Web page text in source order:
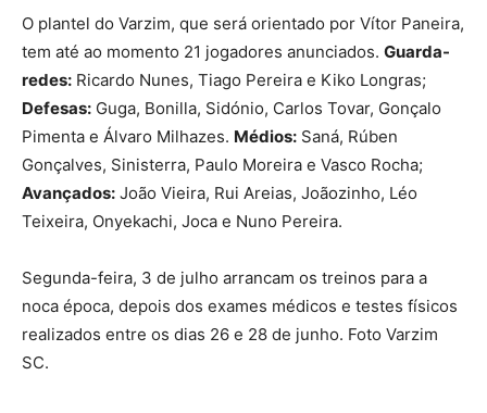
O plantel do Varzim, que será orientado por Vítor Paneira,
tem até ao momento 21 jogadores anunciados. Guarda-
redes: Ricardo Nunes, Tiago Pereira e Kiko Longras;
Defesas: Guga, Bonilla, Sidónio, Carlos Tovar, Gonçalo
Pimenta e Álvaro Milhazes. Médios: Saná, Rúben
Gonçalves, Sinisterra, Paulo Moreira e Vasco Rocha;
Avançados: João Vieira, Rui Areias, Joãozinho, Léo
Teixeira, Onyekachi, Joca e Nuno Pereira.
Segunda-feira, 3 de julho arrancam os treinos para a
noca época, depois dos exames médicos e testes físicos
realizados entre os dias 26 e 28 de junho. Foto Varzim
SC.